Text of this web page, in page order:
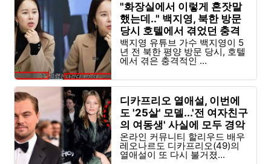
"화장실에서 이렇게 혼잣말
했는데.." 백지영, 북한 방문
당시 호텔에서 겪었던 충격
적인 일
백지영 유튜브 가수 백지영이 5
년 전 북한 평양 방문 당시, 호텔
에서 겪은 충격적인 ...
디카프리오 열애설, 이번에
도 '25살' 모델...'전 여자친구
의 여동생' 사실에 모두 경악
온라인 커뮤니티 할리우드 배우
레오나르도 디카프리오(49)의
열애설이 또 다시 불거졌...